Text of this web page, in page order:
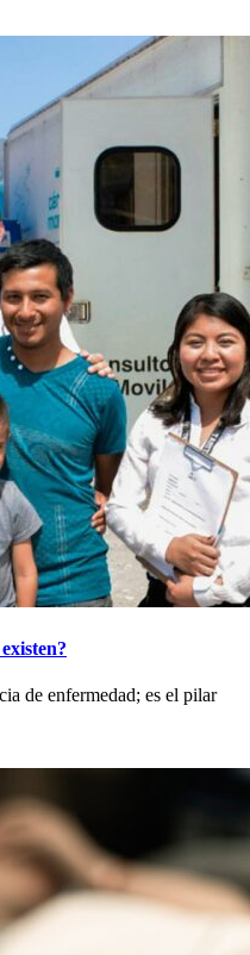
de enfermedad; es el pilar